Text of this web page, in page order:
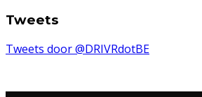
Tweets
Tweets door @DRIVRdotBE